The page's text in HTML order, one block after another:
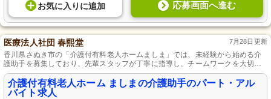
お気に入り に追加 応募画面へ進む
医療法人社団 春熙堂 7月28日更新
香川県さぬき市の「介護付有料老人ホームましま」では、未経験から始める介
護助手を募集しており、先輩スタッフが丁寧に指導し、チームワークを大切に
した役割を通じてやりがいを感じられます。週4日からの勤務相談可能で、日勤
のみのため、プライベートとの両立が可能であり、社会保険完備や研修など、
スタッフへのサポートも充実しています。
介護付有料老人ホーム ましまの介護助手のパート・アル
バイト求人